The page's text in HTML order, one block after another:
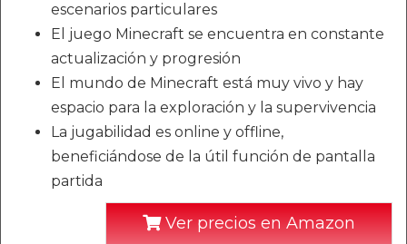
escenarios particulares
El juego Minecraft se encuentra en constante
actualización y progresión
El mundo de Minecraft está muy vivo y hay
espacio para la exploración y la supervivencia
La jugabilidad es online y offline,
beneficiándose de la útil función de pantalla
partida
Ver precios en Amazon